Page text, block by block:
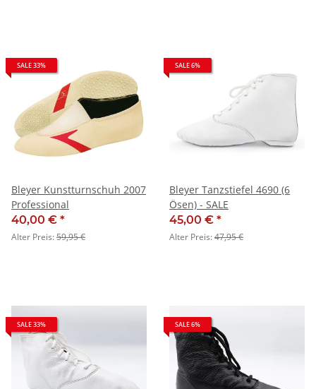
SALE 33%
Bleyer Kunstturnschuh 2007
Professional
40,00 € *
Alter Preis:59,95 €
SALE 6%
Bleyer Tanzstiefel 4690 (6
Ösen) - SALE
45,00 € *
Alter Preis:47,95 €
SALE 33% SALE 6%